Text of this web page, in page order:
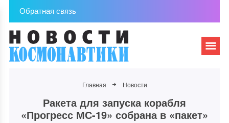
Обратная связь
Главная Новости
Ракета для запуска корабля
«Прогресс МС-19» собрана в «пакет»